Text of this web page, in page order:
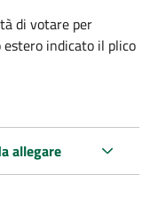
di votare per
indicato il plico
allegare